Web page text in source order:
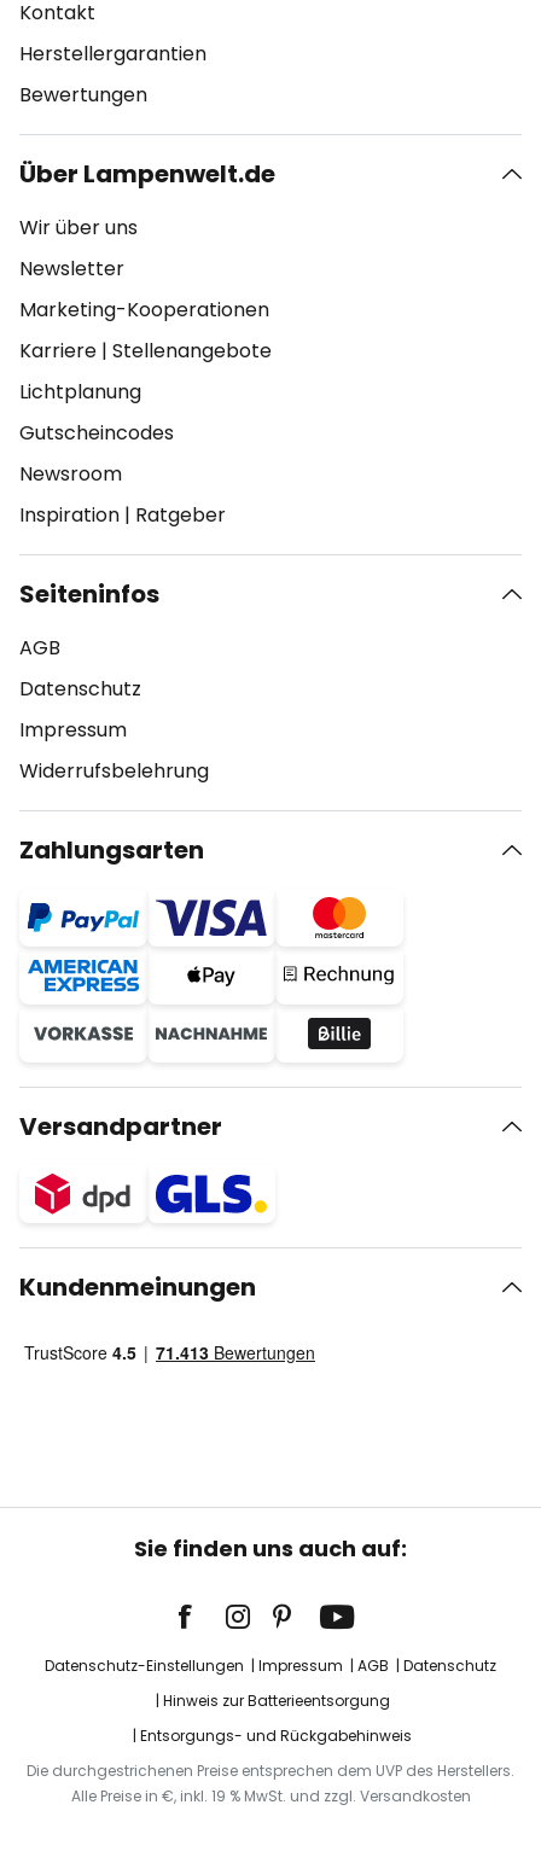
Kontakt
Herstellergarantien
Bewertungen
Über Lampenwelt.de
Wir über uns
Newsletter
Marketing-Kooperationen
Karriere | Stellenangebote
Lichtplanung
Gutscheincodes
Newsroom
Inspiration | Ratgeber
Seiteninfos
AGB
Datenschutz
Impressum
Widerrufsbelehrung
Zahlungsarten
Versandpartner
Kundenmeinungen
Sie finden uns auch auf:
Datenschutz-Einstellungen Impressum AGB
Datenschutz
Hinweis zur Batterieentsorgung
Entsorgungs- und Rückgabehinweis
Die durchgestrichenen Preise entsprechen dem UVP des Herstellers.
Alle Preise in €, inkl. 19 % MwSt. und zzgl. Versandkosten